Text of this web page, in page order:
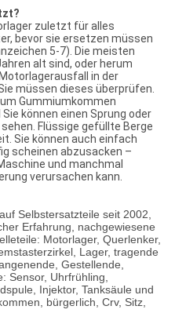
zuletzt für alles
bevor sie ersetzen müssen
5-7). Die meisten
alt sind, oder herum
in der
müssen dieses überprüfen.
Gummiumkommen
können einen Sprung oder
Flüssige gefüllte Berge
Sie können auch einfach
scheinen abzusacken –
und manchmal
verursachen kann.
Selbstersatzteile seit 2002,
Erfahrung, nachgewiesene
Motorlager, Querlenker,
Lager, tragende
Gestellende,
Sensor, Uhrfrühling,
Injektor, Tanksäule und
bürgerlich, Crv, Sitz,